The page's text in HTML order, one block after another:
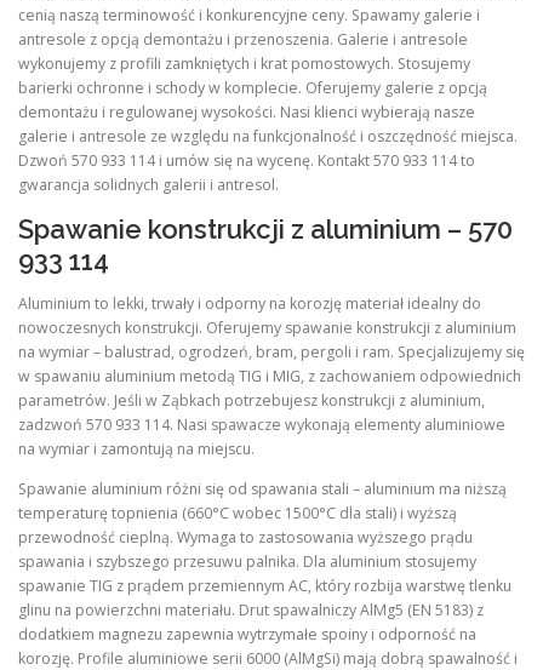
cenią naszą terminowość i konkurencyjne ceny. Spawamy galerie i
antresole z opcją demontażu i przenoszenia. Galerie i antresole
wykonujemy z profili zamkniętych i krat pomostowych. Stosujemy
barierki ochronne i schody w komplecie. Oferujemy galerie z opcją
demontażu i regulowanej wysokości. Nasi klienci wybierają nasze
galerie i antresole ze względu na funkcjonalność i oszczędność miejsca.
Dzwoń 570 933 114 i umów się na wycenę. Kontakt 570 933 114 to
gwarancja solidnych galerii i antresol.
Spawanie konstrukcji z aluminium – 570
933 114
Aluminium to lekki, trwały i odporny na korozję materiał idealny do
nowoczesnych konstrukcji. Oferujemy spawanie konstrukcji z aluminium
na wymiar – balustrad, ogrodzeń, bram, pergoli i ram. Specjalizujemy się
w spawaniu aluminium metodą TIG i MIG, z zachowaniem odpowiednich
parametrów. Jeśli w Ząbkach potrzebujesz konstrukcji z aluminium,
zadzwoń 570 933 114. Nasi spawacze wykonają elementy aluminiowe
na wymiar i zamontują na miejscu.
Spawanie aluminium różni się od spawania stali – aluminium ma niższą
temperaturę topnienia (660°C wobec 1500°C dla stali) i wyższą
przewodność cieplną. Wymaga to zastosowania wyższego prądu
spawania i szybszego przesuwu palnika. Dla aluminium stosujemy
spawanie TIG z prądem przemiennym AC, który rozbija warstwę tlenku
glinu na powierzchni materiału. Drut spawalniczy AlMg5 (EN 5183) z
dodatkiem magnezu zapewnia wytrzymałe spoiny i odporność na
korozję. Profile aluminiowe serii 6000 (AlMgSi) mają dobrą spawalność i